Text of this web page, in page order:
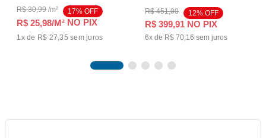
R$ 30,99/m² 17% OFF
R$ 25,98/M² NO PIX
1x de R$ 27,35 sem juros
R$ 451,00 12% OFF
R$ 399,91 NO PIX
6x de R$ 70,16 sem juros